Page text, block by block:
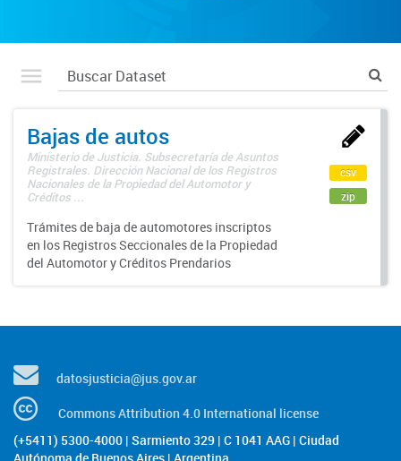
Bajas de autos
Ministerio de Justicia. Subsecretaría de Asuntos
Registrales. Dirección Nacional de los Registros
Nacionales de la Propiedad del Automotor y
Créditos ...
Trámites de baja de automotores inscriptos
en los Registros Seccionales de la Propiedad
del Automotor y Créditos Prendarios
csv
zip
datosjusticia@jus.gov.ar
Commons Attribution 4.0 International license
(+5411) 5300-4000 | Sarmiento 329 | C 1041 AAG | Ciudad